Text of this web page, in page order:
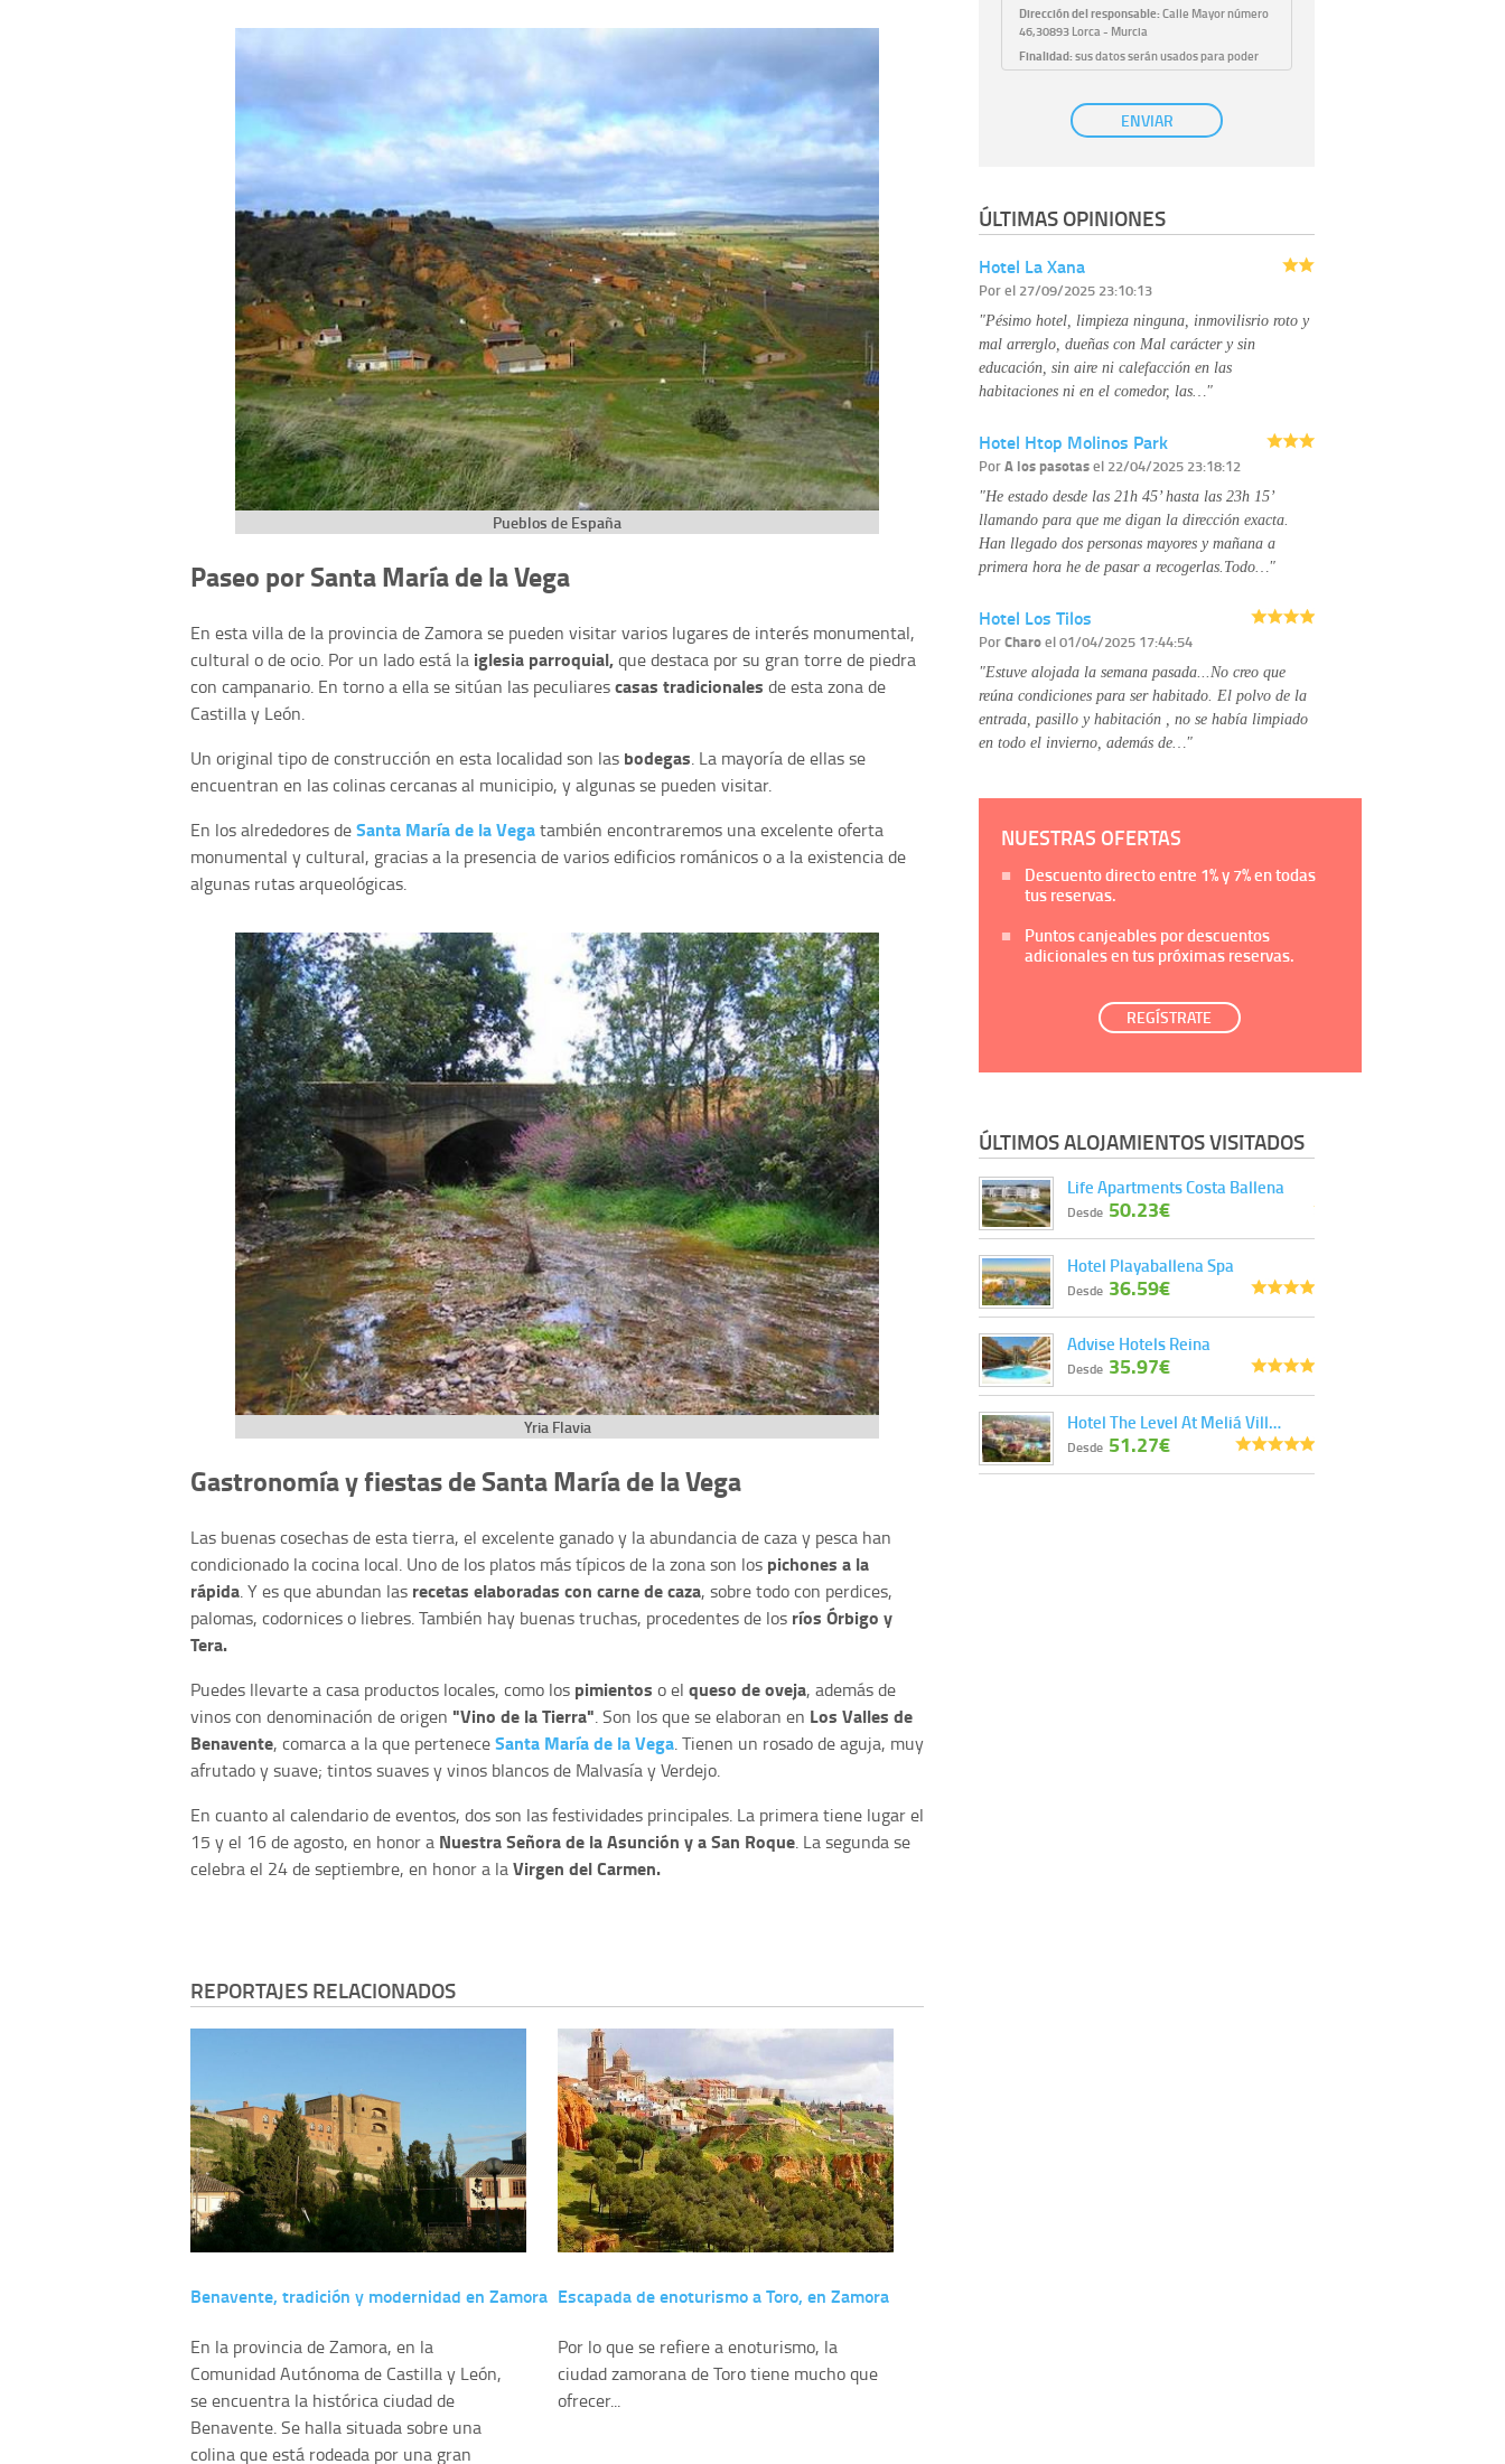
Pueblos de España
Paseo por Santa María de la Vega
En esta villa de la provincia de Zamora se pueden visitar varios lugares de interés monumental,
cultural o de ocio. Por un lado está la iglesia parroquial,que destaca por su gran torre de piedra
con campanario. En torno a ella se sitúan las peculiarescasas tradicionales de esta zona de
Castilla y León.
Un original tipo de construcción en esta localidad son las bodegas. La mayoría de ellas se
encuentran en las colinas cercanas al municipio, y algunas se pueden visitar.
En los alrededores deSanta María de la Vegatambién encontraremos una excelente oferta
monumental y cultural, gracias a la presencia de varios edificios románicos o a la existencia de
algunas rutas arqueológicas.
Yria Flavia
Gastronomía y fiestas de Santa María de la Vega
Las buenas cosechas de esta tierra, el excelente ganado y la abundancia de caza y pesca han
condicionado la cocina local. Uno de los platos más típicos de la zona son los pichones a la
rápida. Y es que abundan las recetas elaboradas con carne de caza, sobre todo con perdices,
palomas, codornices o liebres. También hay buenas truchas, procedentes de los ríos Órbigo y
Tera.
Puedes llevarte a casa productos locales, como los pimientos o el queso de oveja, además de
vinos con denominación de origen "Vino de la Tierra". Son los que se elaboran en Los Valles de
Benavente, comarca a la que perteneceSanta María de la Vega. Tienen un rosado de aguja, muy
afrutado y suave; tintos suaves y vinos blancos de Malvasía y Verdejo.
En cuanto al calendario de eventos, dos son las festividades principales. La primera tiene lugar el
15 y el 16 de agosto, en honor a Nuestra Señora de la Asunción y a San Roque. La segunda se
celebra el 24 de septiembre, en honor a laVirgen del Carmen.
REPORTAJES RELACIONADOS
Benavente, tradición y modernidad en Zamora
En la provincia de Zamora, en la
Comunidad Autónoma de Castilla y León,
se encuentra la histórica ciudad de
Benavente. Se halla situada sobre una
colina que está rodeada por una gran
Escapada de enoturismo a Toro, en Zamora
Por lo que se refiere a enoturismo, la
ciudad zamorana de Toro tiene mucho que
ofrecer...
Dirección del responsable:Calle Mayor número
46,30893 Lorca - Murcia
Finalidad:sus datos serán usados para poder
atender sus solicitudes y prestarle nuestros
Publicidad: solo le enviaremos publicidad con su
autorización previa, que podrá facilitarnos
con su consentimiento previo, que podrá
facilitarnos mediante la casilla correspondiente
Destinatarios:
personal de nuestra entidad que esté
conocimiento de la información que le pedimos.
No se comunicarán datos a terceros.
Derechos: tiene derecho a saber qué
información tenemos sobre usted, corregirla y
eliminarla, tal y como se explica en la
página web.
Información complementaria:Puede consultar
tratamos sus datos en lapolítica de privacidad
ENVIAR
ÚLTIMAS OPINIONES
Hotel La Xana
Porel 27/09/2025 23:10:13
"Pésimo hotel, limpieza ninguna, inmovilisrio roto y
mal arrerglo, dueñas con Mal carácter y sin
educación, sin aire ni calefacción en las
habitaciones ni en el comedor, las…"
Hotel Htop Molinos Park
PorA los pasotasel 22/04/2025 23:18:12
"He estado desde las 21h 45’ hasta las 23h 15’
llamando para que me digan la dirección exacta.
Han llegado dos personas mayores y mañana a
primera hora he de pasar a recogerlas.Todo…"
Hotel Los Tilos
PorCharoel 01/04/2025 17:44:54
"Estuve alojada la semana pasada...No creo que
reúna condiciones para ser habitado. El polvo de la
entrada, pasillo y habitación , no se había limpiado
en todo el invierno, además de…"
NUESTRAS OFERTAS
Descuento directo entre 1%y7%en todas
tus reservas.
Puntos canjeables por descuentos
adicionales en tus próximas reservas.
REGÍSTRATE
ÚLTIMOS ALOJAMIENTOS VISITADOS
Life Apartments Costa Ballena
Desde 50.23€
Hotel Playaballena Spa
Desde 36.59€
Advise Hotels Reina
Desde 35.97€
Hotel The Level At Meliá Vill…
Desde 51.27€